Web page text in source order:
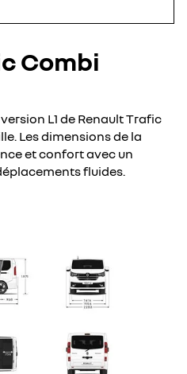
Combi
L1 de Renault Trafic
Les dimensions de la
et confort avec un
fluides.